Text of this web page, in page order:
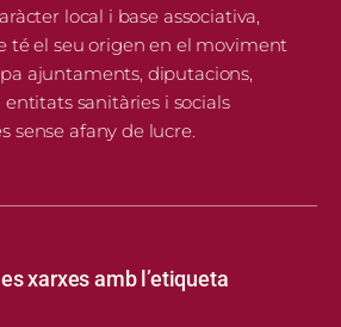
local i base associativa,
té el seu origen en el moviment
ajuntaments, diputacions,
sanitàries i socials
sense afany de lucre.
xarxes amb l’etiqueta